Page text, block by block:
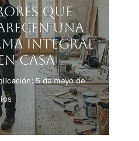
que
una
integral
casa
5 de mayo de
on
Errores
que
encarecen
una